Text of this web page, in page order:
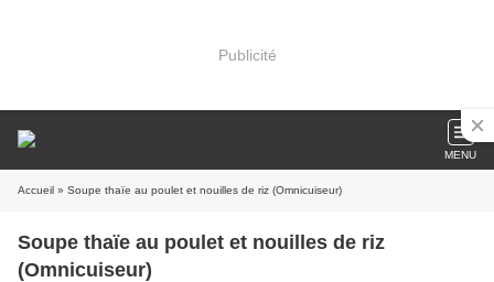
Publicité
MENU
Accueil » Soupe thaïe au poulet et nouilles de riz (Omnicuiseur)
Soupe thaïe au poulet et nouilles de riz
(Omnicuiseur)